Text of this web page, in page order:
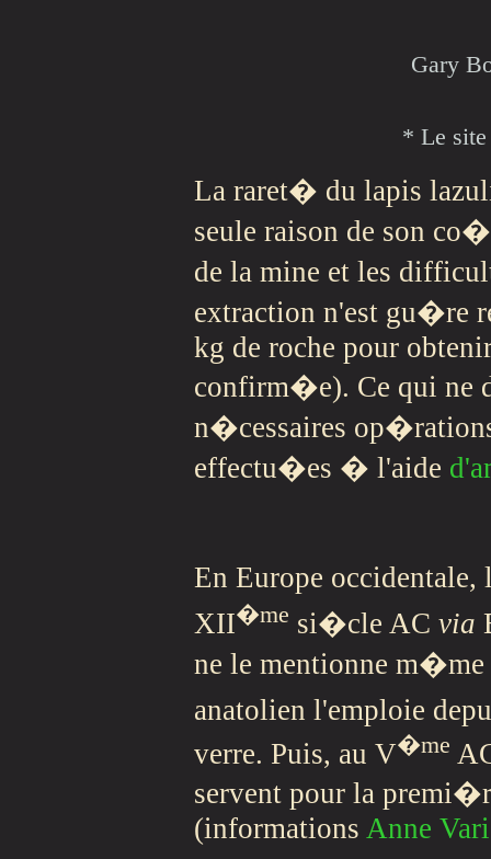
Gary
* Le
La raret� du lapis
seule raison de son
de la mine et les
extraction n'est gu�re
kg de roche pour
confirm�e). Ce qui ne
n�cessaires
effectu�es � l'aide
En Europe
XII�me si�cle AC via
ne le mentionne m�me
anatolien l'emploie
verre. Puis, au V�me
servent pour la
(informations Anne